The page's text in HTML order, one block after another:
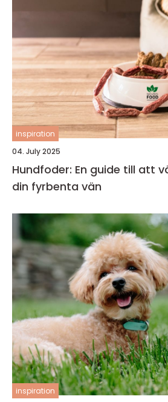
inspiration
04. July 2025
Hundfoder: En guide till att
din fyrbenta vän
inspiration